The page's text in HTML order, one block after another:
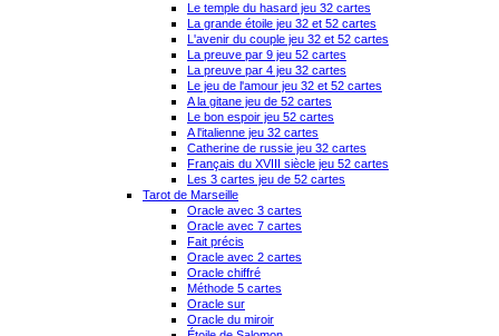
Le temple du hasard jeu 32 cartes
La grande étoile jeu 32 et 52 cartes
L'avenir du couple jeu 32 et 52 cartes
La preuve par 9 jeu 52 cartes
La preuve par 4 jeu 32 cartes
Le jeu de l'amour jeu 32 et 52 cartes
A la gitane jeu de 52 cartes
Le bon espoir jeu 52 cartes
A l'italienne jeu 32 cartes
Catherine de russie jeu 32 cartes
Français du XVIII siècle jeu 52 cartes
Les 3 cartes jeu de 52 cartes
Tarot de Marseille
Oracle avec 3 cartes
Oracle avec 7 cartes
Fait précis
Oracle avec 2 cartes
Oracle chiffré
Méthode 5 cartes
Oracle sur
Oracle du miroir